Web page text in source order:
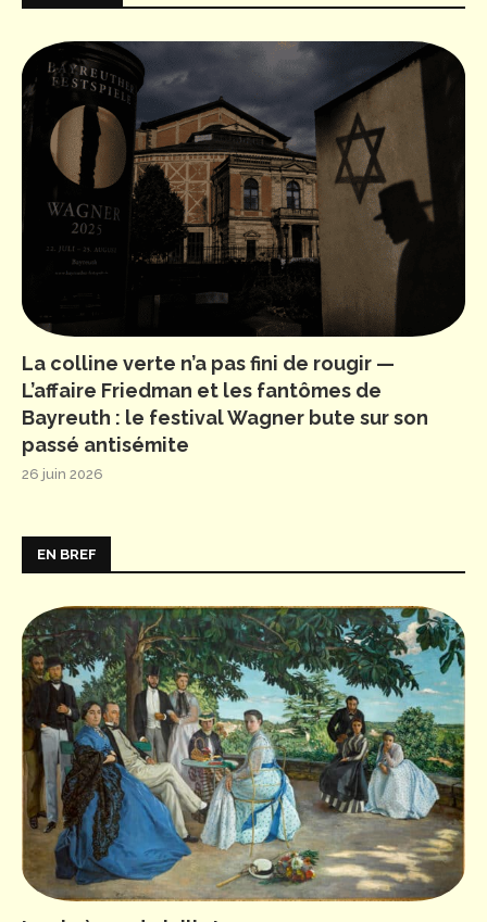
La colline verte n’a pas fini de rougir —
L’affaire Friedman et les fantômes de
Bayreuth : le festival Wagner bute sur son
passé antisémite
26 juin 2026
EN BREF